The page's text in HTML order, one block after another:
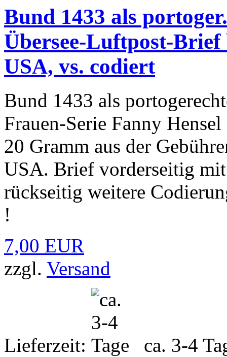
Bund 1433 als
Übersee-Luftpost-Brief
USA, vs. codiert
Bund 1433 als
Frauen-Serie Fanny
20 Gramm aus der
USA. Brief vorderseitig
rückseitig weitere
!
7,00 EUR
zzgl. Versand
Lieferzeit: ca. 3-4